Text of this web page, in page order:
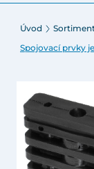
Úvod
Spojovací prvky